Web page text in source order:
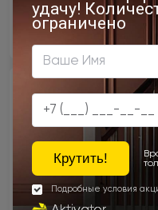
Межкомнатная дверь
Milano Neo Classic Decoro
/ Милано Нео Классик
Декоро
Масло Cremo di Soda / Крем-Сода